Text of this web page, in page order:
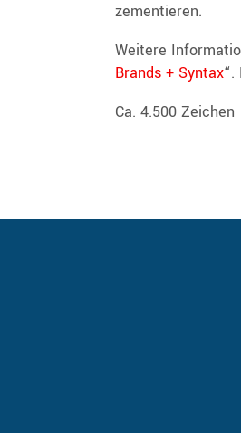
zementieren.
Weitere
Brands + Syntax“.
Ca. 4.500 Zeichen